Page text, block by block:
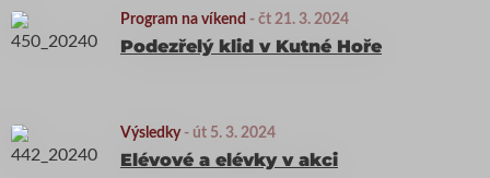
Program na víkend - čt 21. 3. 2024
Podezřelý klid v Kutné Hoře
Výsledky- út 5. 3. 2024
Elévové a elévky v akci